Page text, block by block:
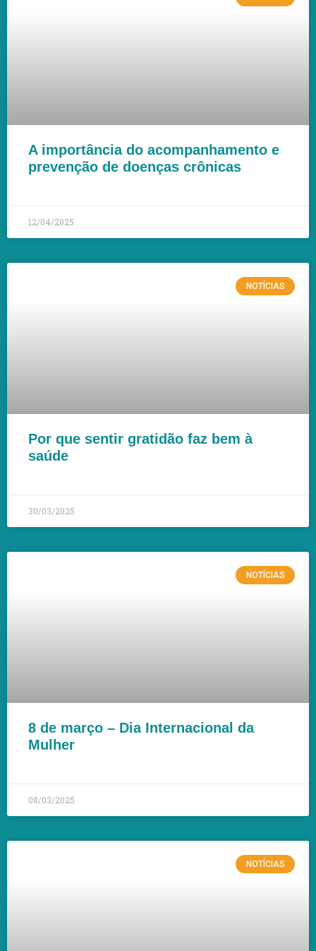
A importância do acompanhamento e
prevenção de doenças crônicas
12/04/2025
NOTÍCIAS
Por que sentir gratidão faz bem à
saúde
30/03/2025
NOTÍCIAS
8 de março – Dia Internacional da
Mulher
08/03/2025
NOTÍCIAS